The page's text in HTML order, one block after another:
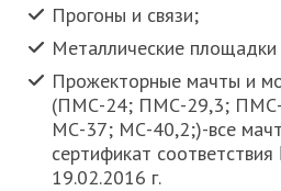
Прогоны и связи;
Металлические
Прожекторные мачты и
(ПМС-24; ПМС-29,3;
МС-37; МС-40,2;)-все
сертификат
19.02.2016 г.